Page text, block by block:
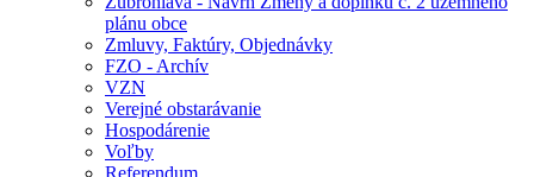
plánu obce
Zmluvy, Faktúry, Objednávky
FZO - Archív
VZN
Verejné obstarávanie
Hospodárenie
Voľby
Referendum